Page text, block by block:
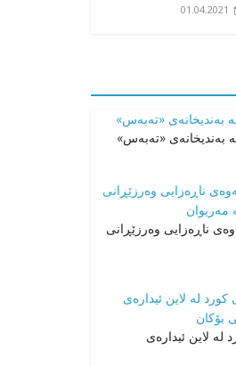
01.04.2021
بەندیخانەی «تەبەس»
ناڕەزایی وەرزێڕانی
له لاین ئیدارەی